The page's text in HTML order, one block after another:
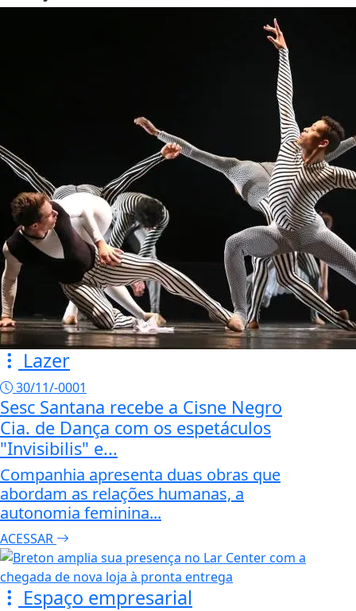
Lazer
30/11/-0001
Sesc Santana recebe a Cisne Negro
Cia. de Dança com os espetáculos
"Invisibilis" e...
Companhia apresenta duas obras que
abordam as relações humanas, a
autonomia feminina...
ACESSAR
Espaço empresarial